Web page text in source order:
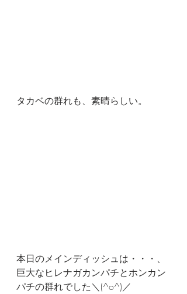
タカベの群れも、素晴らしい。
本日のメインディッシュは・・・、
巨大なヒレナガカンパチとホンカン
パチの群れでした＼(^o^)／